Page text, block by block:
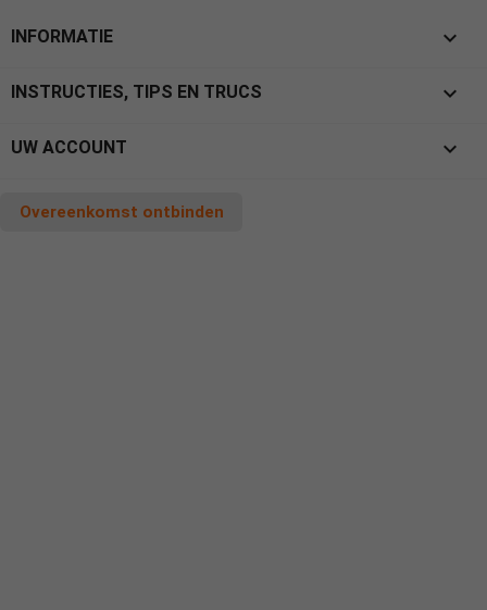
INFORMATIE 
INSTRUCTIES, TIPS EN TRUCS 
UW ACCOUNT 
Overeenkomst ontbinden